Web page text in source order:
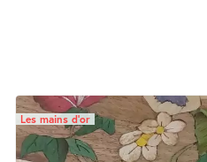
Les mains d’or